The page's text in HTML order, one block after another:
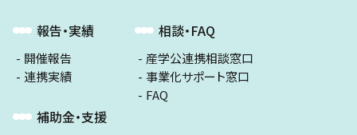
報告・実績
開催報告
連携実績
補助金・支援
相談・FAQ
産学公連携相談窓口
事業化サポート窓口
FAQ